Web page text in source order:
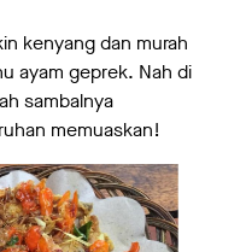
kenyang dan murah
ayam geprek. Nah di
sambalnya
memuaskan!